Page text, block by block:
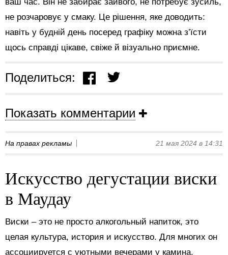
не розчаровує у смаку. Це рішення, яке доводить:
навіть у будній день посеред графіку можна з’їсти
щось справді цікаве, свіже й візуально приємне.
Поделиться:
Показать комментарии
На правах рекламы 21 мая 2024 в 14:31
Искусство дегустации виски
в Маудау
Виски – это не просто алкогольный напиток, это
целая культура, история и искусство. Для многих он
ассоциируется с уютными вечерами у камина,